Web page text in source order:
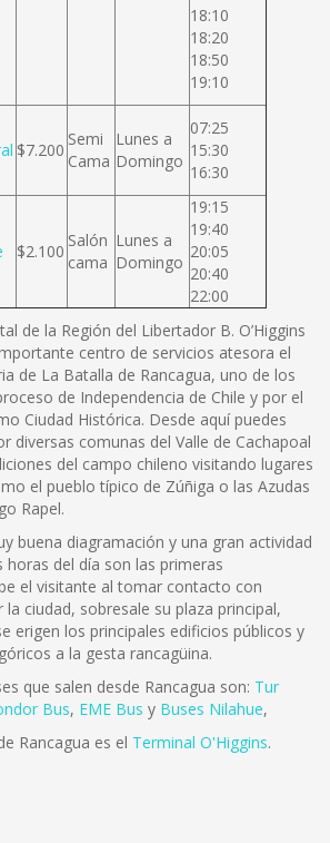
18:10
18:20
18:50
19:10
$7.200
Semi
Cama
Lunes a
Domingo
07:25
15:30
16:30
$2.100
Salón
cama
Lunes a
Domingo
19:15
19:40
20:05
20:40
22:00
de la Región del Libertador B. O’Higgins
centro de servicios atesora el
de La Batalla de Rancagua, uno de los
de Independencia de Chile y por el
Ciudad Histórica. Desde aquí puedes
diversas comunas del Valle de Cachapoal
del campo chileno visitando lugares
el pueblo típico de Zúñiga o las Azudas
Rapel.
buena diagramación y una gran actividad
horas del día son las primeras
el visitante al tomar contacto con
la ciudad, sobresale su plaza principal,
erigen los principales edificios públicos y
a la gesta rancagüina.
que salen desde Rancagua son: Tur
Bus, EME Bus y Buses Nilahue,
Rancagua es el Terminal O'Higgins.